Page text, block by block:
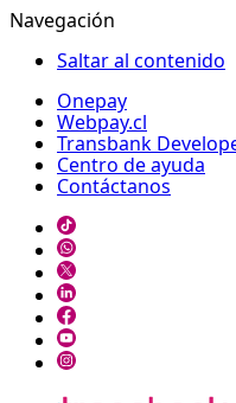
Navegación
Saltar al contenido
Onepay
Webpay.cl
Transbank
Centro de ayuda
Contáctanos